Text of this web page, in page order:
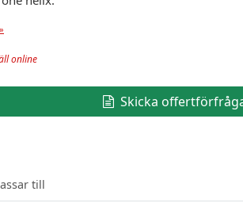
online
Skicka
till